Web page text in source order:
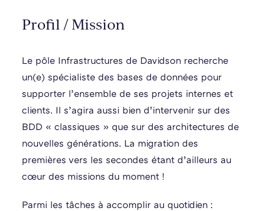
Profil / Mission
Le pôle Infrastructures de Davidson recherche
un(e) spécialiste des bases de données pour
supporter l’ensemble de ses projets internes et
clients. Il s’agira aussi bien d’intervenir sur des
BDD « classiques » que sur des architectures de
nouvelles générations. La migration des
premières vers les secondes étant d’ailleurs au
cœur des missions du moment !
Parmi les tâches à accomplir au quotidien :